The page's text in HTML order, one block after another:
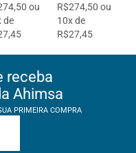
ou
de
R$274,50 ou
10x de
R$27,45
receba
Ahimsa
PRIMEIRA COMPRA